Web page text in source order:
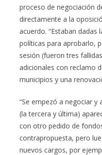
proceso de negociación
directamente a la
acuerdo. “Estaban dadas
políticas para aprobarlo,
sesión (fueron tres
adicionales con reclamo
municipios y una
“Se empezó a negociar y
(la tercera y última)
con otro pedido de
contrapropuesta, pero
nuevos cargos, por